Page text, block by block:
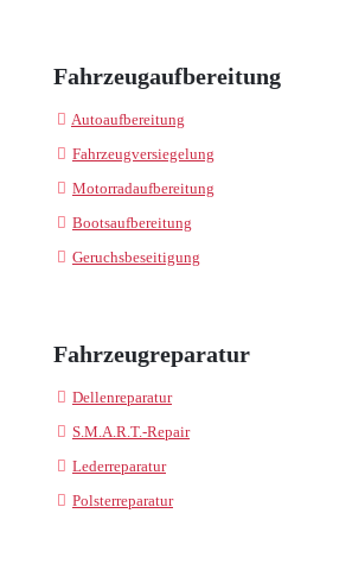
Fahrzeugaufbereitung
Autoaufbereitung
Fahrzeugversiegelung
Motorradaufbereitung
Bootsaufbereitung
Geruchsbeseitigung
Fahrzeugreparatur
Dellenreparatur
S.M.A.R.T.-Repair
Lederreparatur
Polsterreparatur